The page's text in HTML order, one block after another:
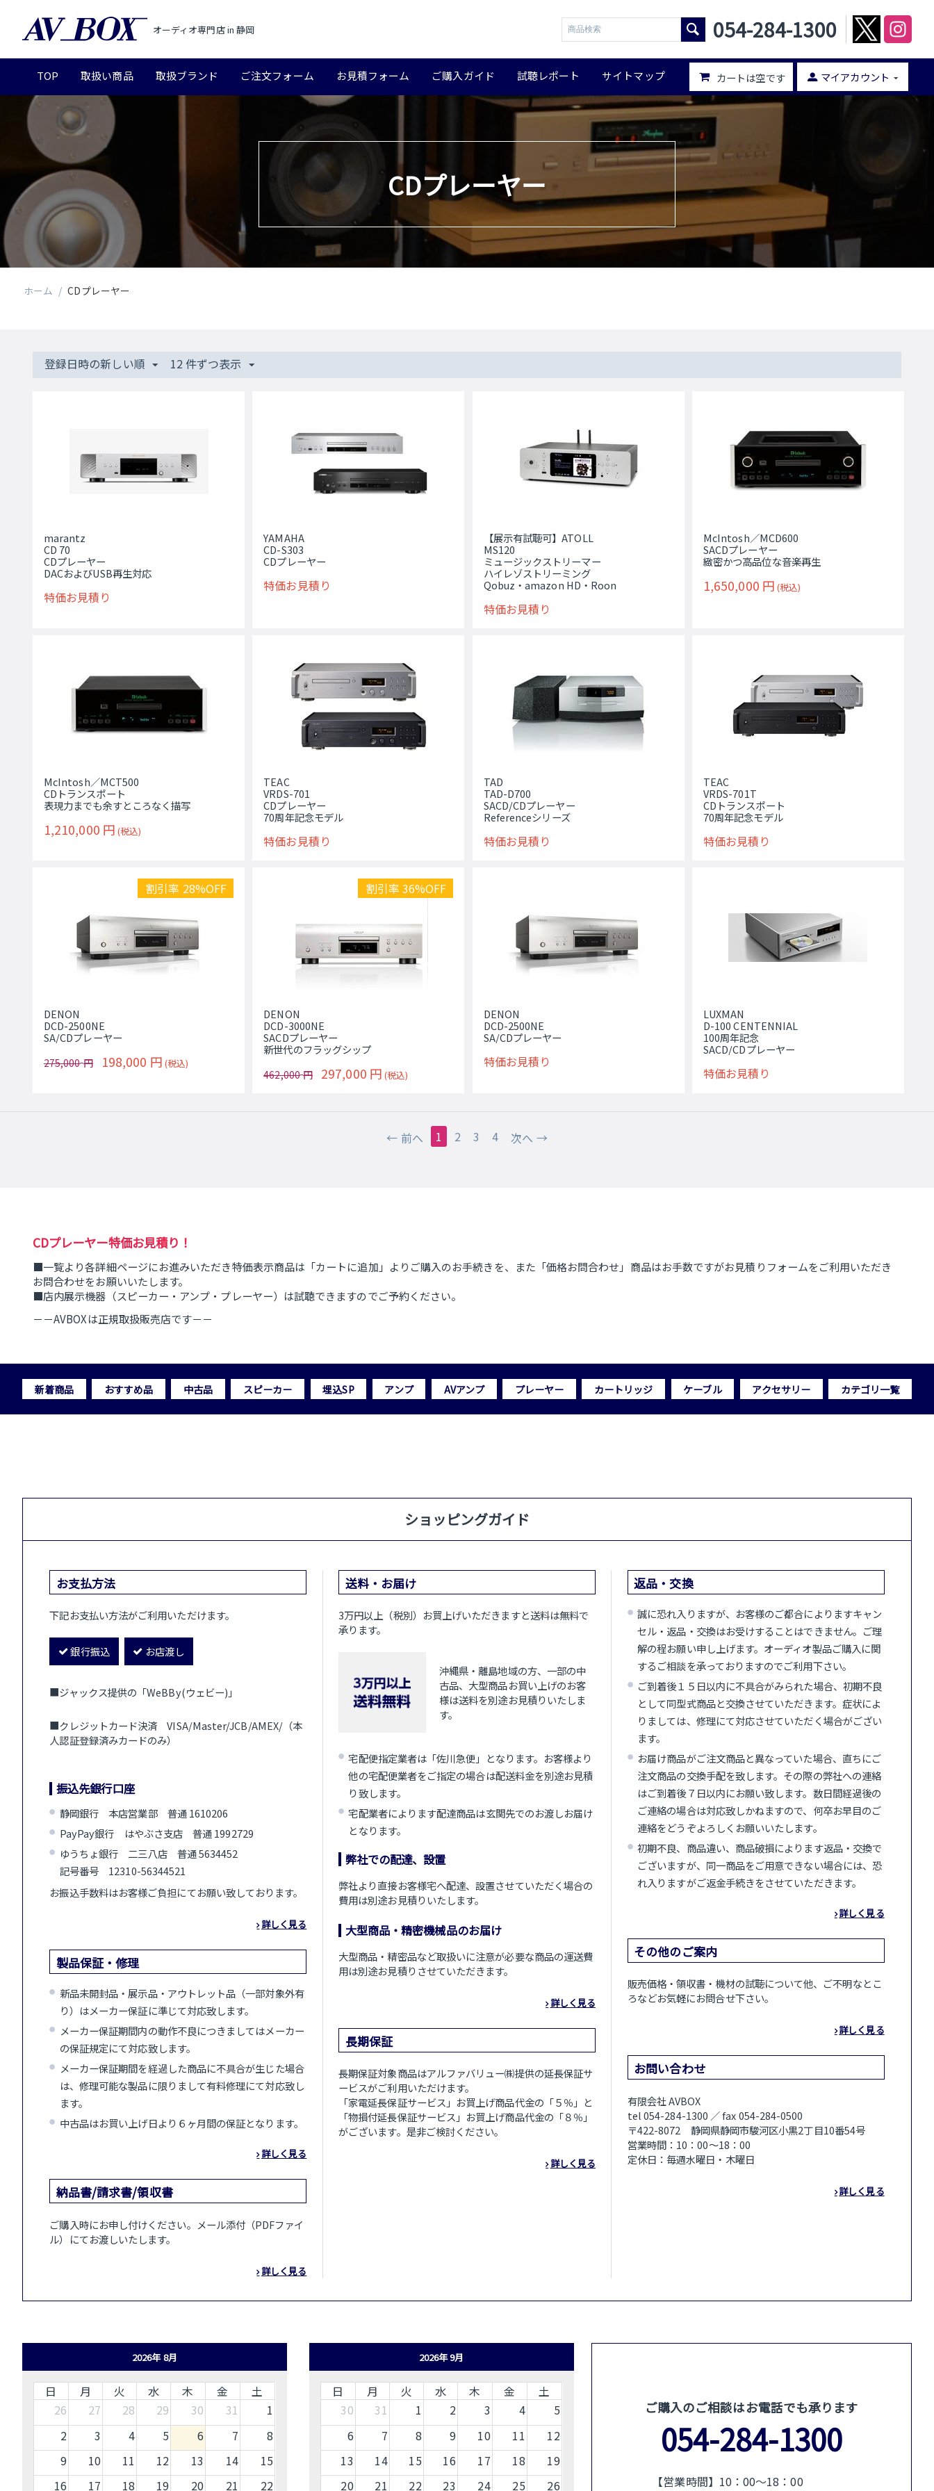
オーディオ専門店 in 静岡 054-284-1300
TOP 取扱い商品 取扱ブランド ご注文フォーム お見積フォーム ご購入ガイド 試聴レポート サイトマップ カートは空です マイアカウント
CDプレーヤー
ホーム / CDプレーヤー
登録日時の新しい順 12 件ずつ表示
marantz
CD 70
CDプレーヤー
DACおよびUSB再生対応
特価お見積り
YAMAHA
CD-S303
CDプレーヤー
特価お見積り
【展示有試聴可】ATOLL
MS120
ミュージックストリーマー
ハイレゾストリーミング
Qobuz・amazon HD・Roon
特価お見積り
McIntosh／MCD600
SACDプレーヤー
緻密かつ高品位な音楽再生
1,650,000 円 (税込)
McIntosh／MCT500
CDトランスポート
表現力までも余すところなく描写
1,210,000 円 (税込)
TEAC
VRDS-701
CDプレーヤー
70周年記念モデル
特価お見積り
TAD
TAD-D700
SACD/CDプレーヤー
Referenceシリーズ
特価お見積り
TEAC
VRDS-701T
CDトランスポート
70周年記念モデル
特価お見積り
割引率 28%OFF
DENON
DCD-2500NE
SA/CDプレーヤー
275,000 円 198,000 円 (税込)
割引率 36%OFF
DENON
DCD-3000NE
SACDプレーヤー
新世代のフラッグシップ
462,000 円 297,000 円 (税込)
DENON
DCD-2500NE
SA/CDプレーヤー
特価お見積り
LUXMAN
D-100 CENTENNIAL
100周年記念
SACD/CDプレーヤー
特価お見積り
前へ 1 2 3 4 次へ
CDプレーヤー特価お見積り！
■一覧より各詳細ページにお進みいただき特価表示商品は「カートに追加」よりご購入のお手続きを、また「価格お問合わせ」商品はお手数ですがお見積りフォームをご利用いただき
お問合わせをお願いいたします。
■店内展示機器（スピーカー・アンプ・プレーヤー）は試聴できますのでご予約ください。
－－AVBOXは正規取扱販売店です－－
新着商品 おすすめ品 中古品 スピーカー 埋込SP アンプ AVアンプ プレーヤー カートリッジ ケーブル アクセサリー カテゴリ一覧
ショッピングガイド
お支払方法
下記お支払い方法がご利用いただけます。
銀行振込 お店渡し
■ジャックス提供の「WeBBy(ウェビー)」
■クレジットカード決済 VISA/Master/JCB/AMEX/（本
人認証登録済みカードのみ）
振込先銀行口座
静岡銀行 本店営業部 普通 1610206
PayPay銀行 はやぶさ支店 普通 1992729
ゆうちょ銀行 二三八店 普通 5634452
記号番号 12310-56344521
お振込手数料はお客様ご負担にてお願い致しております。
詳しく見る
製品保証・修理
新品未開封品・展示品・アウトレット品（一部対象外有
り）はメーカー保証に準じて対応致します。
メーカー保証期間内の動作不良につきましてはメーカー
の保証規定にて対応致します。
メーカー保証期間を経過した商品に不具合が生じた場合
は、修理可能な製品に限りまして有料修理にて対応致し
ます。
中古品はお買い上げ日より６ヶ月間の保証となります。
詳しく見る
納品書/請求書/領収書
ご購入時にお申し付けください。メール添付（PDFファイ
ル）にてお渡しいたします。
詳しく見る
送料・お届け
3万円以上（税別）お買上げいただきますと送料は無料で
承ります。
沖縄県・離島地域の方、一部の中
古品、大型商品お買い上げのお客
様は送料を別途お見積りいたしま
す。
宅配便指定業者は「佐川急便」となります。お客様より
他の宅配便業者をご指定の場合は配送料金を別途お見積
り致します。
宅配業者によります配達商品は玄関先でのお渡しお届け
となります。
弊社での配達、設置
弊社より直接お客様宅へ配達、設置させていただく場合の
費用は別途お見積りいたします。
大型商品・精密機械品のお届け
大型商品・精密品など取扱いに注意が必要な商品の運送費
用は別途お見積りさせていただきます。
詳しく見る
長期保証
長期保証対象商品はアルファバリュー㈱提供の延長保証サ
ービスがご利用いただけます。
「家電延長保証サービス」お買上げ商品代金の「５％」と
「物損付延長保証サービス」お買上げ商品代金の「８％」
がございます。是非ご検討ください。
詳しく見る
返品・交換
誠に恐れ入りますが、お客様のご都合によりますキャン
セル・返品・交換はお受けすることはできません。ご理
解の程お願い申し上げます。オーディオ製品ご購入に関
するご相談を承っておりますのでご利用下さい。
ご到着後１５日以内に不具合がみられた場合、初期不良
として同型式商品と交換させていただきます。症状によ
りましては、修理にて対応させていただく場合がござい
ます。
お届け商品がご注文商品と異なっていた場合、直ちにご
注文商品の交換手配を致します。その際の弊社への連絡
はご到着後７日以内にお願い致します。数日間経過後の
ご連絡の場合は対応致しかねますので、何卒お早目のご
連絡をどうぞよろしくお願いいたします。
初期不良、商品違い、商品破損によります返品・交換で
ございますが、同一商品をご用意できない場合には、恐
れ入りますがご返金手続きをさせていただきます。
詳しく見る
その他のご案内
販売価格・領収書・機材の試聴について他、ご不明なとこ
ろなどお気軽にお問合せ下さい。
詳しく見る
お問い合わせ
有限会社 AVBOX
tel 054-284-1300 ／ fax 054-284-0500
〒422-8072 静岡県静岡市駿河区小黒2丁目10番54号
営業時間：10：00～18：00
定休日：毎週水曜日・木曜日
詳しく見る
2026年 8月
日 月 火 水 木 金
土
26
27 28 29 30 31
1
2
3 4 5 6 7
8
9
10 11 12 13 14
15
16
17 18 19 20 21 22
2026年 9月
日 月 火 水 木 金
土
30
31 1 2 3 4
5
6
7 8 9 10 11
12
13
14 15 16 17 18
19
20
21 22 23 24 25 26
ご購入のご相談はお電話でも承ります
054-284-1300
【営業時間】10：00〜18：00